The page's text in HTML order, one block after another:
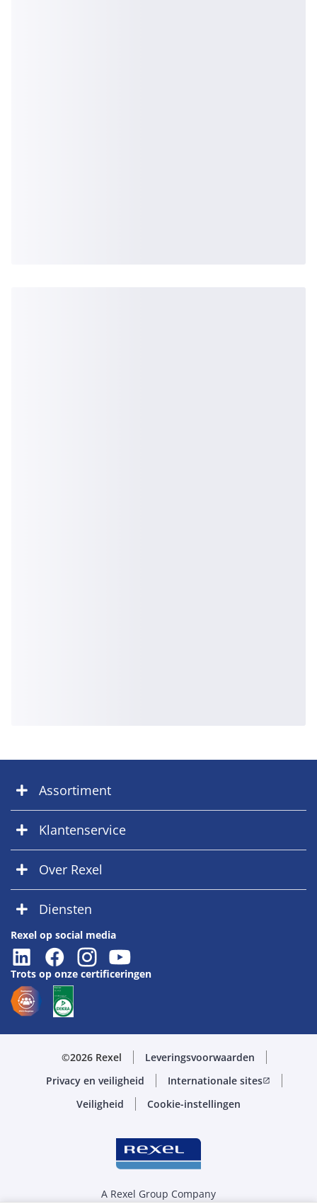
Assortiment
Klantenservice
Over Rexel
Diensten
Rexel op social media
Trots op onze certificeringen
©2026 Rexel
Leveringsvoorwaarden
Privacy en veiligheid
Internationale sitesopen_in_new
Veiligheid Cookie-instellingen
A Rexel Group Company